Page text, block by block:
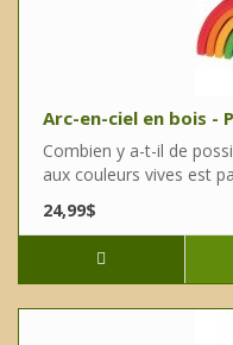
Arc-en-ciel en bois -
Combien y a-t-il de
aux couleurs vives est
24,99$